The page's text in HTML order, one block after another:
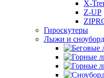
X-
Z-UP
Гироскутеры
Лыжи и